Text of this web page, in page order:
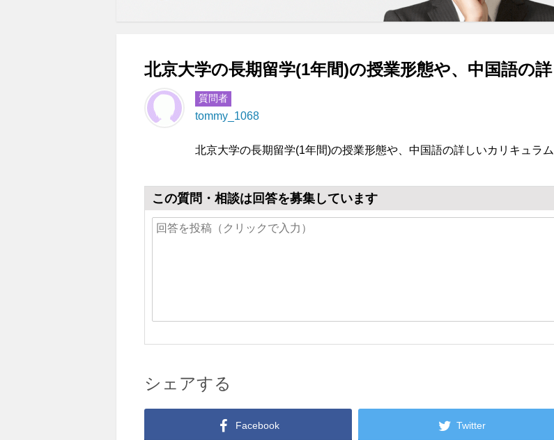
北京大学の長期留学(1年間)の授業形態や、中国語の
質問者
tommy_1068
北京大学の長期留学(1年間)の授業形態や、中国語の詳しいカリキュラ
この質問・相談は回答を募集しています
シェアする
Facebook Twitter